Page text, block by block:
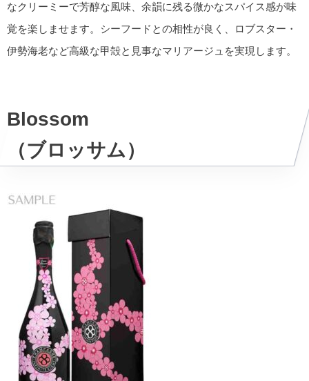
なクリーミーで芳醇な風味、余韻に残る微かなスパイス感が味
覚を楽しませます。シーフードとの相性が良く、ロブスター・
伊勢海老など高級な甲殻と見事なマリアージュを実現します。
Blossom
（ブロッサム）